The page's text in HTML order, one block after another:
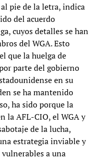
pie de la letra, indica
del acuerdo
cuyos detalles se han
del WGA. Esto
que la huelga de
parte del gobierno
en su
se ha mantenido
ha sido porque la
la AFL-CIO, el WGA y
de la lucha,
estrategia inviable y
a una